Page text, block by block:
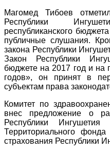
Магомед Тибоев
Республики
республиканского
публичные слушания.
закона Республики
Закон Республики
бюджете на 2017 год и на
годов», он принят в
субъектам права
Комитет по
внес предложение о
Республики
Территориального фонда
страхования Республики